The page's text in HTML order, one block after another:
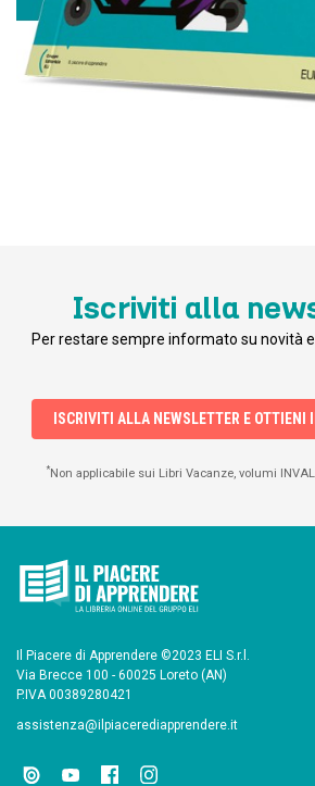
Iscriviti alla
Per restare sempre informato su novità
ISCRIVITI ALLA NEWSLETTER E OTTIENI
*Non applicabile sui Libri Vacanze, volumi
Il Piacere di Apprendere ©2023 ELI S.r.l.
Via Brecce 100 - 60025 Loreto (AN)
P.IVA 00389280421
assistenza@ilpiacerediapprendere.it